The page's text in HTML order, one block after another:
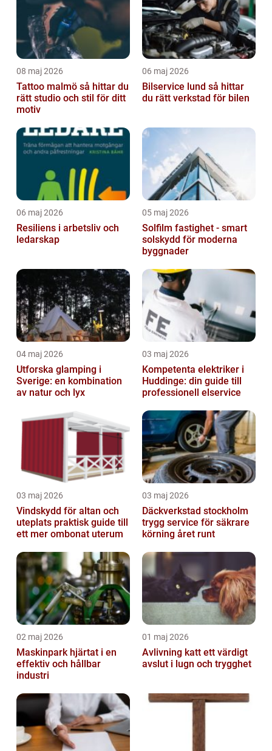
08 maj 2026
Tattoo malmö så hittar du
rätt studio och stil för ditt
motiv
06 maj 2026
Bilservice lund så hittar
du rätt verkstad för bilen
06 maj 2026
Resiliens i arbetsliv och
ledarskap
05 maj 2026
Solfilm fastighet - smart
solskydd för moderna
byggnader
04 maj 2026
Utforska glamping i
Sverige: en kombination
av natur och lyx
03 maj 2026
Kompetenta elektriker i
Huddinge: din guide till
professionell elservice
03 maj 2026
Vindskydd för altan och
uteplats praktisk guide till
ett mer ombonat uterum
03 maj 2026
Däckverkstad stockholm
trygg service för säkrare
körning året runt
02 maj 2026
Maskinpark hjärtat i en
effektiv och hållbar
industri
01 maj 2026
Avlivning katt ett värdigt
avslut i lugn och trygghet